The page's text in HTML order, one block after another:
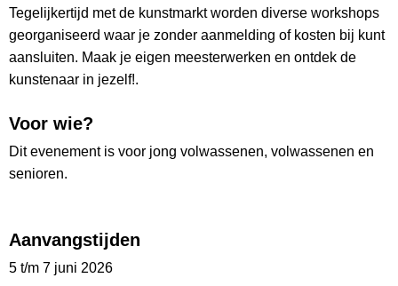
Tegelijkertijd met de kunstmarkt worden diverse workshops
georganiseerd waar je zonder aanmelding of kosten bij kunt
aansluiten. Maak je eigen meesterwerken en ontdek de
kunstenaar in jezelf!.
Voor wie?
Dit evenement is voor jong volwassenen, volwassenen en
senioren.
Aanvangstijden
5 t/m 7 juni 2026